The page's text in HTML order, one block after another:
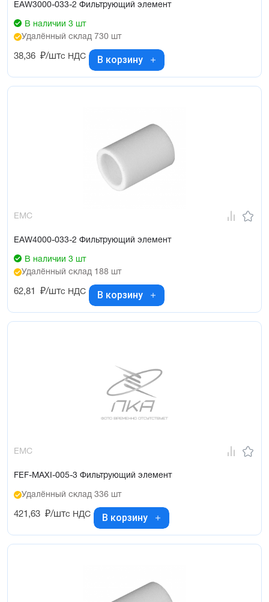
EAW3000-033-2 Фильтрующий элемент
В наличии 3 шт
Удалённый склад 730 шт
38,36 ₽/штс НДС В корзину
EMC
EAW4000-033-2 Фильтрующий элемент
В наличии 3 шт
Удалённый склад 188 шт
62,81 ₽/штс НДС В корзину
EMC
FEF-MAXI-005-3 Фильтрующий элемент
Удалённый склад 336 шт
421,63 ₽/штс НДС В корзину